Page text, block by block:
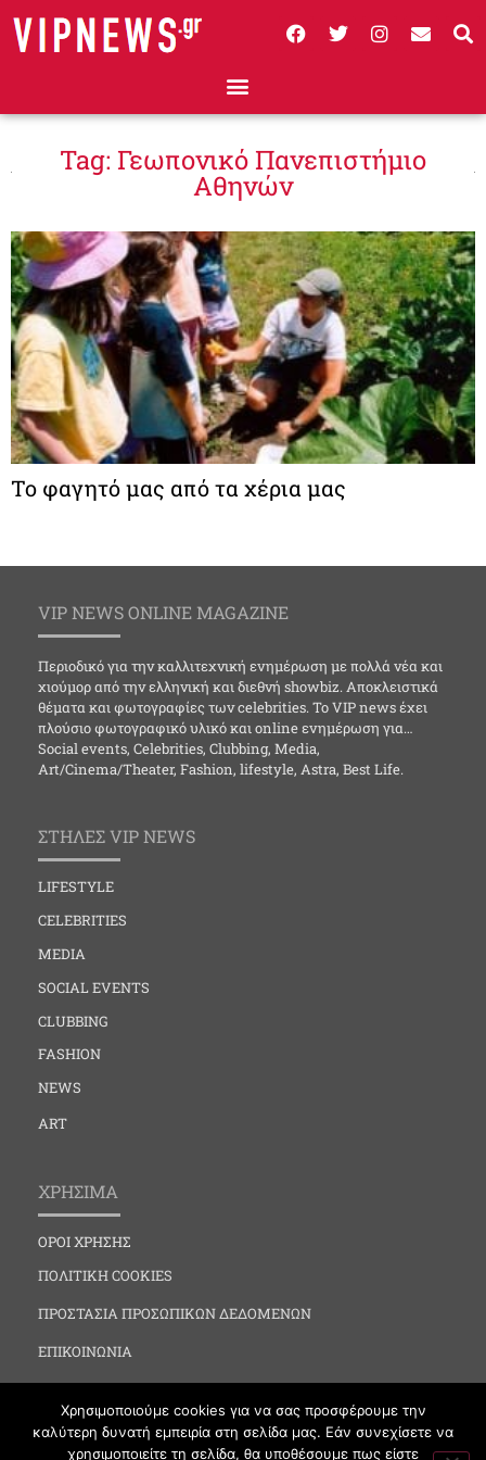
Tag: Γεωπονικό Πανεπιστήμιο
Αθηνών
Το φαγητό μας από τα χέρια μας
VIP NEWS ONLINE MAGAZINE
Περιοδικό για την καλλιτεχνική ενημέρωση με πολλά νέα και
χιούμορ από την ελληνική και διεθνή showbiz. Αποκλειστικά
θέματα και φωτογραφίες των celebrities. Το VIP news έχει
πλούσιο φωτογραφικό υλικό και online ενημέρωση για…
Social events, Celebrities, Clubbing, Media,
Art/Cinema/Theater, Fashion, lifestyle, Astra, Best Life.
ΣΤΗΛΕΣ VIP NEWS
LIFESTYLE
CELEBRITIES
MEDIA
SOCIAL EVENTS
CLUBBING
FASHION
NEWS
ART
ΧΡΗΣΙΜΑ
ΟΡΟΙ ΧΡΗΣΗΣ
ΠΟΛΙΤΙΚΗ COOKIES
ΠΡΟΣΤΑΣΙΑ ΠΡΟΣΩΠΙΚΩΝ ΔΕΔΟΜΕΝΩΝ
ΕΠΙΚΟΙΝΩΝΙΑ
Χρησιμοποιούμε cookies για να σας προσφέρουμε την
καλύτερη δυνατή εμπειρία στη σελίδα μας. Εάν συνεχίσετε να
χρησιμοποιείτε τη σελίδα, θα υποθέσουμε πως είστε